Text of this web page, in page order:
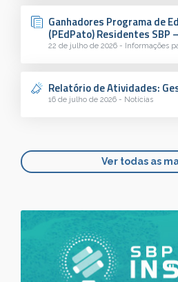
Ganhadores Programa de
(PEdPato) Residentes SBP
22 de julho de 2026 - Informações
Relatório de Atividades:
16 de julho de 2026 - Notícias
Ver todas as